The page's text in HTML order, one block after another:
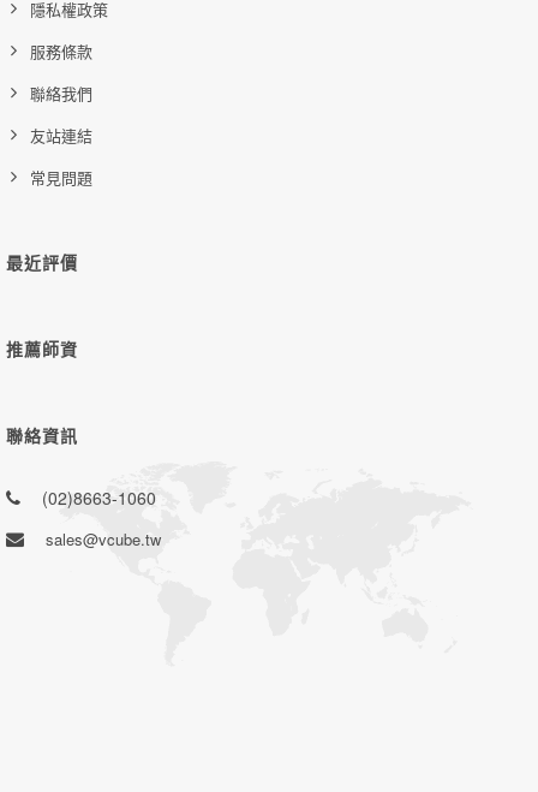
隱私權政策
服務條款
聯絡我們
友站連結
常見問題
最近評價
推薦師資
聯絡資訊
(02)8663-1060
sales@vcube.tw